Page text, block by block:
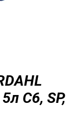
C6, SP,